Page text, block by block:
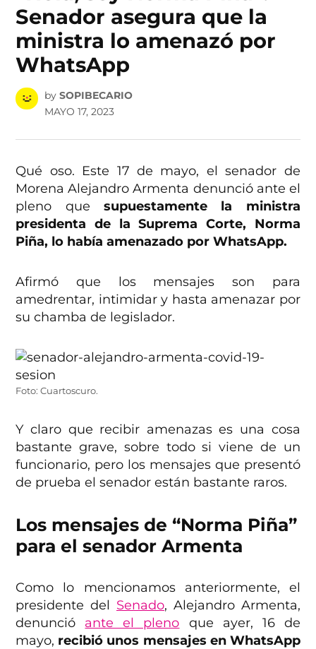
Senador asegura que la
ministra lo amenazó por
WhatsApp
by SOPIBECARIO
MAYO 17, 2023
Qué oso. Este 17 de mayo, el senador de
Morena Alejandro Armenta denunció ante el
pleno que supuestamente la ministra
presidenta de la Suprema Corte, Norma
Piña, lo había amenazado por WhatsApp.
Afirmó que los mensajes son para
amedrentar, intimidar y hasta amenazar por
su chamba de legislador.
Foto: Cuartoscuro.
Y claro que recibir amenazas es una cosa
bastante grave, sobre todo si viene de un
funcionario, pero los mensajes que presentó
de prueba el senador están bastante raros.
Los mensajes de “Norma Piña”
para el senador Armenta
Como lo mencionamos anteriormente, el
presidente del Senado, Alejandro Armenta,
denunció ante el pleno que ayer, 16 de
mayo, recibió unos mensajes en WhatsApp